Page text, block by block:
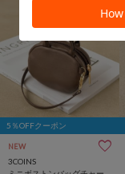
5％OFFクーポン
NEW
3COINS